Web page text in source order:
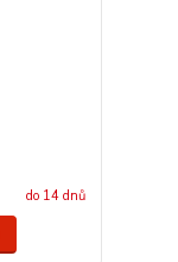
do 14 dnů